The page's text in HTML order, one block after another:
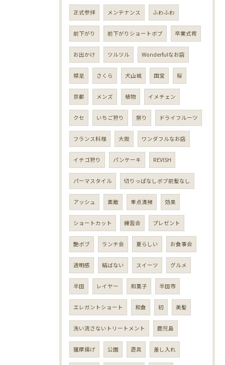
正式参拝 メンテナンス ふわふわ
前下がり 前下がりショートボブ 卒業式袴
お出かけ ツルツル Wonderfulなお店
襟足 さくら 犬山城 国宝 桜
京都 メンズ 植物 イメチェン
クセ いちご狩り 祭り ドライフルーツ
フランス料理 大阪 ワンダフルなお店
イチゴ狩り パンケーキ REVISH
パーマスタイル 切りっぱなしボブ前髪なし
アッシュ 素敵 重点清掃 効果
ショートカット 練習会 プレゼント
艶ボブ ランチ会 夏らしい お食事会
透明感 結ばない スイーツ グルメ
半田 レイヤー 和菓子 半田市
エレガントショート 和食 初 美髪
洗い流さないトリートメント 鹿児島
薩摩揚げ 公園 遊具 差し入れ